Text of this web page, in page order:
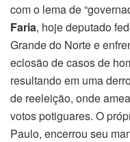
com o lema de
Faria, hoje deputado
Grande do Norte e
eclosão de casos de
resultando em uma
de reeleição, onde
votos potiguares. O
Paulo, encerrou seu